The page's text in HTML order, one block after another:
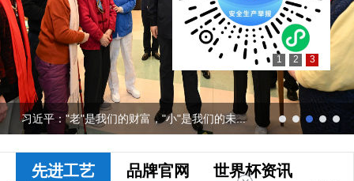
习近平："老"是我们的财富，"小"是我们的未...
先进工艺 品牌官网 世界杯资讯
1 2 3